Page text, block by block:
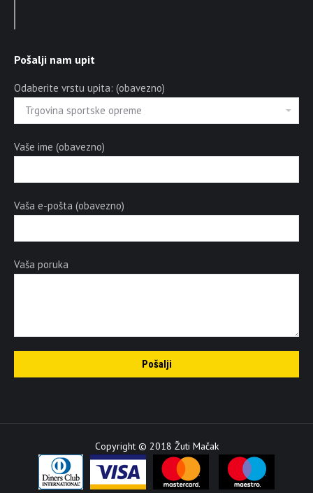
Pošalji nam upit
Odaberite vrstu upita: (obavezno)
Vaše ime (obavezno)
Vaša e-pošta (obavezno)
Vaša poruka
Copyright © 2018 Žuti Mačak